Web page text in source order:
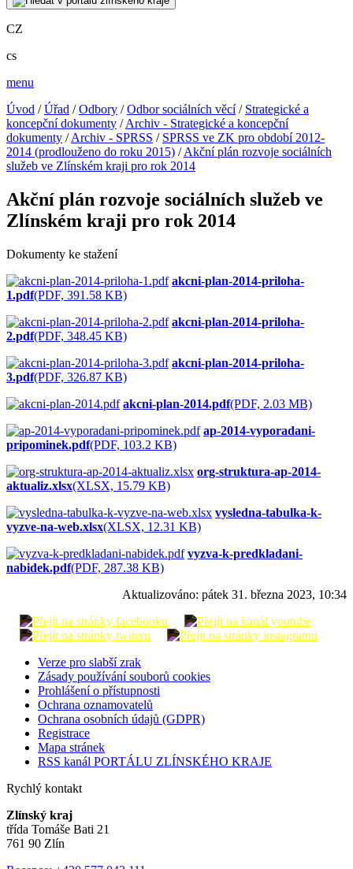
CZ
cs
menu
Úvod /Úřad /Odbory /Odbor sociálních věcí/ Strategické a
koncepční dokumenty /Archiv - Strategické a koncepční
dokumenty /Archiv - SPRSS / SPRSS ve ZK pro období 2012-
2014 (prodlouženo do roku 2015) /Akční plán rozvoje sociálních
služeb ve Zlínském kraji pro rok 2014
Akční plán rozvoje sociálních služeb ve
Zlínském kraji pro rok 2014
Dokumenty ke stažení
akcni-plan-2014-priloha-
1.pdf(PDF, 391.58 KB)
akcni-plan-2014-priloha-
2.pdf(PDF, 348.45 KB)
akcni-plan-2014-priloha-
3.pdf(PDF, 326.87 KB)
akcni-plan-2014.pdf(PDF, 2.03 MB)
ap-2014-vyporadani-
pripominek.pdf(PDF, 103.2 KB)
org-struktura-ap-2014-
aktualiz.xlsx(XLSX, 15.79 KB)
vysledna-tabulka-k-
vyzve-na-web.xlsx(XLSX, 12.31 KB)
vyzva-k-predkladani-
nabidek.pdf(PDF, 287.38 KB)
Aktualizováno: pátek 31. března 2023, 10:34
Verze pro slabší zrak
Zásady používání souborů cookies
Prohlášení o přístupnosti
Ochrana oznamovatelů
Ochrana osobních údajů (GDPR)
Registrace
Mapa stránek
RSS kanál PORTÁLU ZLÍNSKÉHO KRAJE
Rychlý kontakt
Zlínský kraj
třída Tomáše Bati 21
761 90 Zlín